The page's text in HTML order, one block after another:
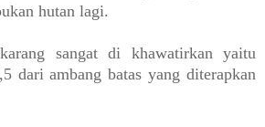
hutan lagi.
sangat di khawatirkan yaitu
dari ambang batas yang diterapkan